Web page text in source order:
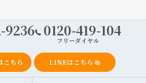
9236 0120-419-104
フリーダイヤル
こちら LINEはこちら